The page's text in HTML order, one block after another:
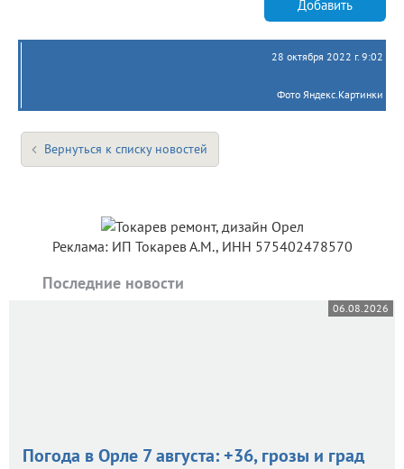
Добавить
28 октября 2022 г. 9:02
Фото Яндекс.Картинки
Вернуться к списку новостей
Реклама: ИП Токарев А.М., ИНН 575402478570
Последние новости
06.08.2026
Погода в Орле 7 августа: +36, грозы и град